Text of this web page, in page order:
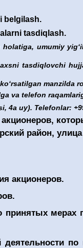
belgilash.
tasdiqlash.
holatiga, umumiy
tasdiqlovchi
manzilda
va telefon
uy). Telefonlar:
район,
акционеров.
принятых мерах
по